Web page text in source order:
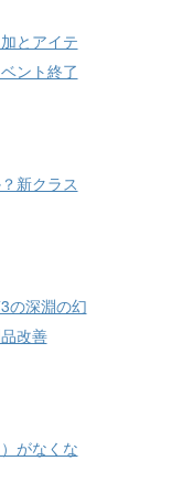
とアイテ
ント終了
新クラス
の深淵の幻
改善
がなくな